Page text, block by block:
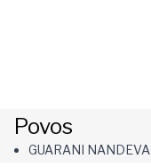
Povos
GUARANI NANDEVA